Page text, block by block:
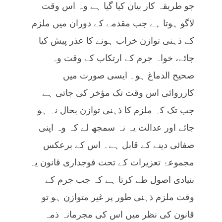
جو طریقہ کار بیان کیا گیا ہے وہ اس وقت
لاگو ہوتا ہے جب مقدمے کے دوران میں ملزم
کے ذہنی توازن خراب ہونے کا عذر پیش کیا
جائے، خواہ جرم کے ارتکاب کے وقت وہ
صحیح الدماغ ہو۔ ایسی صورت میں
کارروائی اس وقت تک مؤخر کی جاتی ہے
جب تک کہ ملزم کا ذہنی توازن بحال نہ ہو
جائے اور عدالت یہ نہ سمجھ لے کہ وہ اپنی
صفائی دینے کے قابل ہے۔ اس کے برعکس
مجموعۂ تعزیرات کے تحت فوجداری قانون یہ
بنیادی اصول طے کرتا ہے کہ جب جرم کے
وقت ملزم ذہنی طور پر غیر متوازن ہو تو
قانون کی نظر میں اس کی مجرمانہ ذمہ